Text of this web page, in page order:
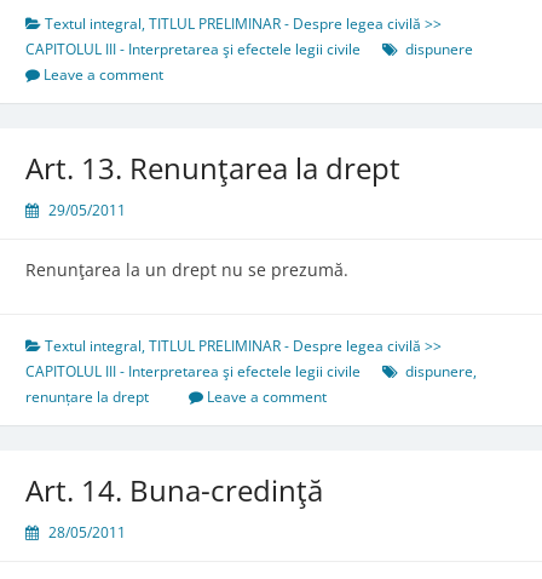
Textul integral,TITLUL PRELIMINAR - Despre legea civilă >>
CAPITOLUL III - Interpretarea şi efectele legii civile
dispunere
Leave a comment
Art. 13. Renunţarea la drept
29/05/2011
Renunţarea la un drept nu se prezumă.
Textul integral,TITLUL PRELIMINAR - Despre legea civilă >>
CAPITOLUL III - Interpretarea şi efectele legii civile
dispunere,
renunțare la drept
Leave a comment
Art. 14. Buna-credinţă
28/05/2011